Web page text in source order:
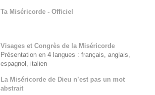
Ta Miséricorde - Officiel
Visages et Congrès de la Miséricorde
Présentation en 4 langues : français, anglais,
espagnol, italien
La Miséricorde de Dieu n’est pas un mot
abstrait